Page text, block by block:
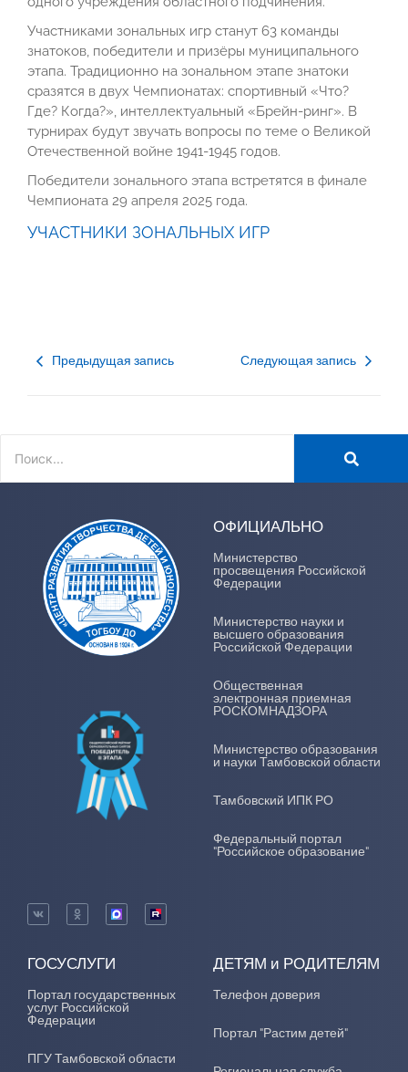
Участниками зональных игр станут 63 команды
знатоков, победители и призёры муниципального
этапа. Традиционно на зональном этапе знатоки
сразятся в двух Чемпионатах: спортивный «Что?
Где? Когда?», интеллектуальный «Брейн-ринг». В
турнирах будут звучать вопросы по теме о Великой
Отечественной войне 1941-1945 годов.
Победители зонального этапа встретятся в финале
Чемпионата 29 апреля 2025 года.
УЧАСТНИКИ ЗОНАЛЬНЫХ ИГР
Предыдущая запись Следующая запись
ОФИЦИАЛЬНО
Министерство
просвещения Российской
Федерации
Министерство науки и
высшего образования
Российской Федерации
Общественная
электронная приемная
РОСКОМНАДЗОРА
Министерство образования
и науки Тамбовской области
Тамбовский ИПК РО
Федеральный портал
"Российское образование"
ГОСУСЛУГИ
Портал государственных
услуг Российской
Федерации
ПГУ Тамбовской области
ДЕТЯМ и РОДИТЕЛЯМ
Телефон доверия
Портал "Растим детей"